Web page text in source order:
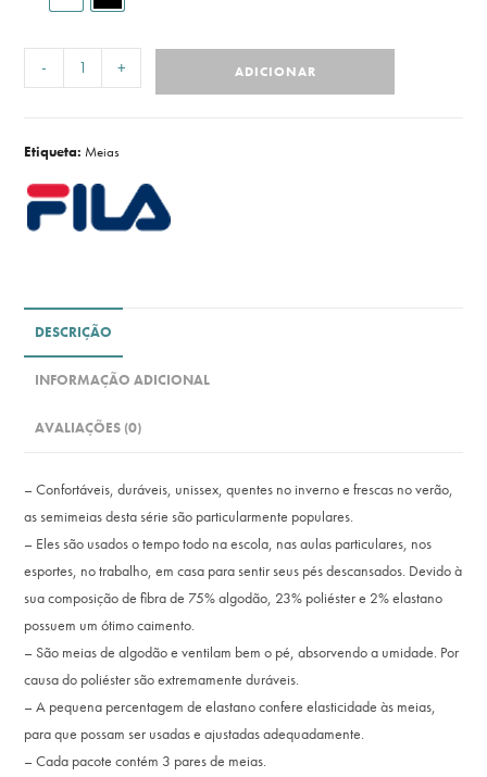
- + ADICIONAR
Etiqueta:Meias
DESCRIÇÃO
INFORMAÇÃO ADICIONAL
AVALIAÇÕES (0)
– Confortáveis, duráveis, unissex, quentes no inverno e frescas no verão,
as semimeias desta série são particularmente populares.
– Eles são usados ​​o tempo todo na escola, nas aulas particulares, nos
esportes, no trabalho, em casa para sentir seus pés descansados. Devido à
sua composição de fibra de 75% algodão, 23% poliéster e 2% elastano
possuem um ótimo caimento.
– São meias de algodão e ventilam bem o pé, absorvendo a umidade. Por
causa do poliéster são extremamente duráveis.
– A pequena percentagem de elastano confere elasticidade às meias,
para que possam ser usadas e ajustadas adequadamente.
– Cada pacote contém 3 pares de meias.